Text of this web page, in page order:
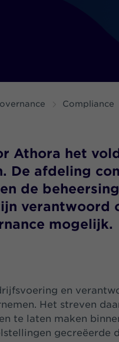
Compliance
Athora het
De afdeling
de
verantwoord
mogelijk.
en
Het streven
te laten maken
gecreëerde